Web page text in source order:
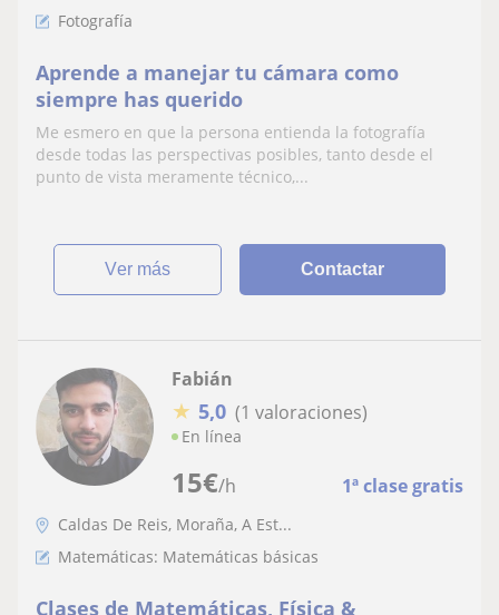
Fotografía
Aprende a manejar tu cámara como
siempre has querido
Me esmero en que la persona entienda la fotografía
desde todas las perspectivas posibles, tanto desde el
punto de vista meramente técnico,...
ver más Contactar
15€/h 1ª clase gratis
Fabián
★ 5,0 (1 valoraciones)
En línea
Caldas De Reis, Moraña, A Est...
Matemáticas: Matemáticas básicas
Clases de Matemáticas, Física &